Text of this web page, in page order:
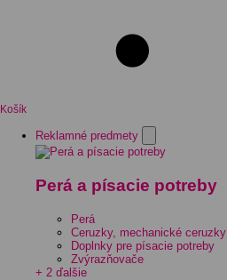
Košík
Reklamné predmety
Perá a písacie potreby
Perá
Ceruzky, mechanické ceruzky
Doplnky pre písacie potreby
Zvýrazňovače
+ 2 ďalšie